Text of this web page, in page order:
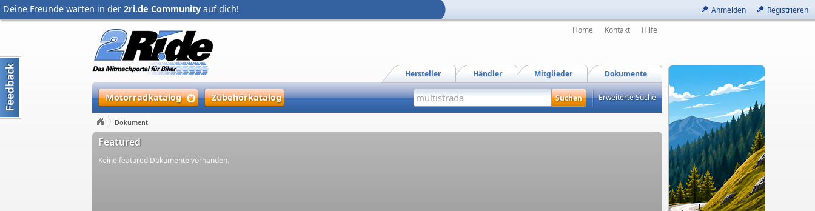
Anmelden Registrieren
Deine Freunde warten in der 2ri.de Community auf dich!
Home Kontakt Hilfe
Dokumente
Mitglieder
Händler
Hersteller
Motorradkatalog Zubehörkatalog Erweiterte Suche
Dokument
Featured
Keine featured Dokumente vorhanden.